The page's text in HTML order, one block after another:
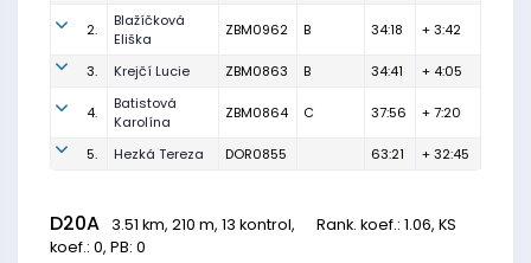
2.
Blažíčková
Eliška
ZBM0962 B 34:18 + 3:42
3. Krejčí Lucie ZBM0863 B 34:41 + 4:05
4.
Batistová
Karolína
ZBM0864 C 37:56 + 7:20
5. Hezká Tereza DOR0855 63:21 + 32:45
D20A 3.51 km, 210 m, 13 kontrol, Rank. koef.: 1.06, KS
koef.: 0, PB: 0